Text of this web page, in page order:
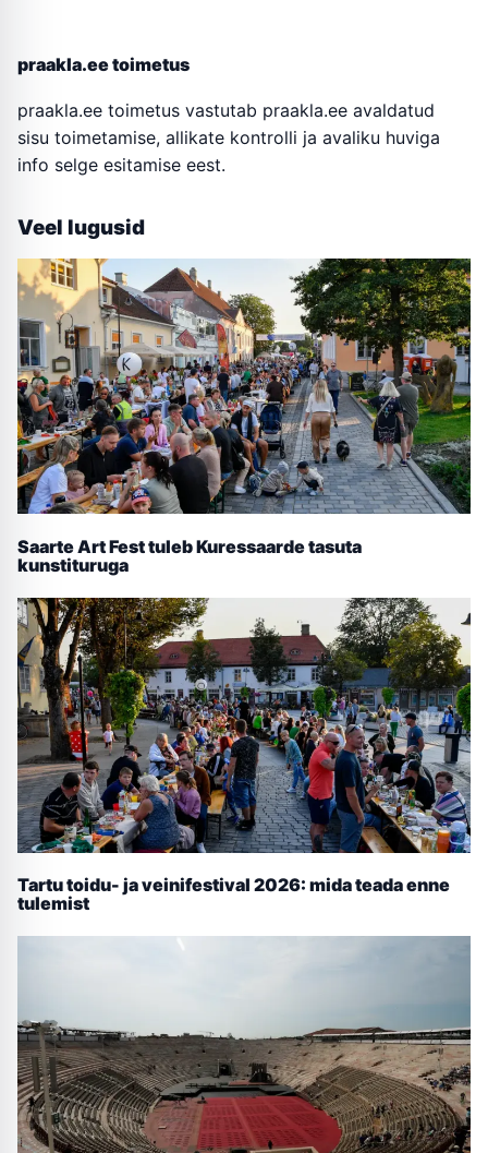
praakla.ee toimetus
praakla.ee toimetus vastutab praakla.ee avaldatud
sisu toimetamise, allikate kontrolli ja avaliku huviga
info selge esitamise eest.
Veel lugusid
Saarte Art Fest tuleb Kuressaarde tasuta
kunstituruga
Tartu toidu- ja veinifestival 2026: mida teada enne
tulemist